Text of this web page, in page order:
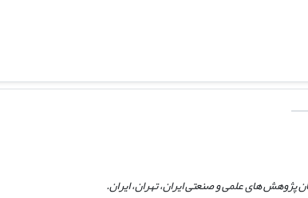
پژوهش های علمی و صنعتی ایران، تهران، ایران.